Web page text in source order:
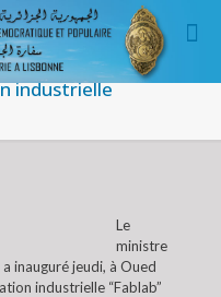
industrielle
Le
ministre
inauguré jeudi, à Oued
industrielle “Fablab”